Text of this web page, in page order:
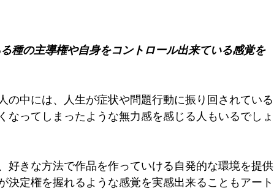
種の主導権や自身をコントロール出来ている感覚を
の中には、人生が症状や問題行動に振り回されている
なってしまったような無力感を感じる人もいるでしょ
好きな方法で作品を作っていける自発的な環境を提供
決定権を握れるような感覚を実感出来ることもアート